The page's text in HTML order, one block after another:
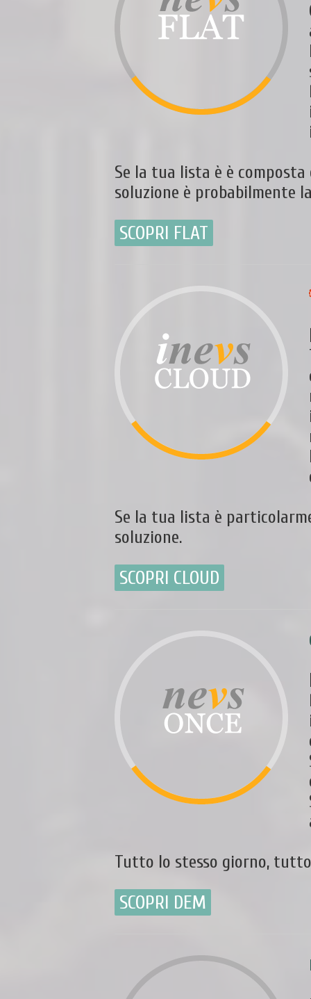
Se la tua lista è è
soluzione è probabilmente
SCOPRI FLAT
Se la tua lista è
soluzione.
SCOPRI CLOUD
Tutto lo stesso giorno,
SCOPRI DEM